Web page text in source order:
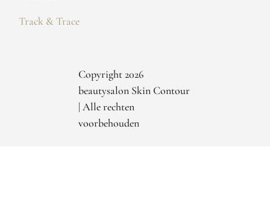
Track & Trace
Copyright 2026
beautysalon Skin Contour
| Alle rechten
voorbehouden